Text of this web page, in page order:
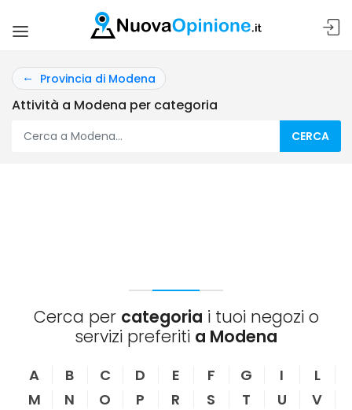
Provincia di Modena
Attività a Modena per categoria
CERCA
Cerca per categoria i tuoi negozi o
servizi preferiti a Modena
A B C D E F G I
L
M
N O P R S T U
V